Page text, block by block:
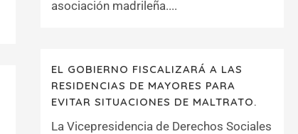
asociación madrileña....
EL GOBIERNO FISCALIZARÁ A LAS
RESIDENCIAS DE MAYORES PARA
EVITAR SITUACIONES DE MALTRATO.
La Vicepresidencia de Derechos Sociales